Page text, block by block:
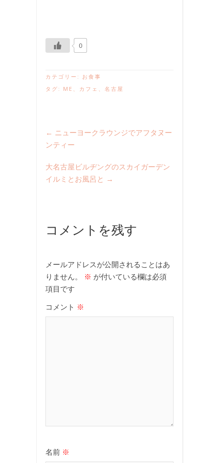
0
カテゴリー: お食事
タグ: ME 、 カフェ 、 名古屋
← ニューヨークラウンジでアフタヌー
ンティー
大名古屋ビルヂングのスカイガーデン
イルミとお風呂と →
コメントを残す
メールアドレスが公開されることはあ
りません。
※ が付いている欄は必須
項目です
コメント ※
名前 ※